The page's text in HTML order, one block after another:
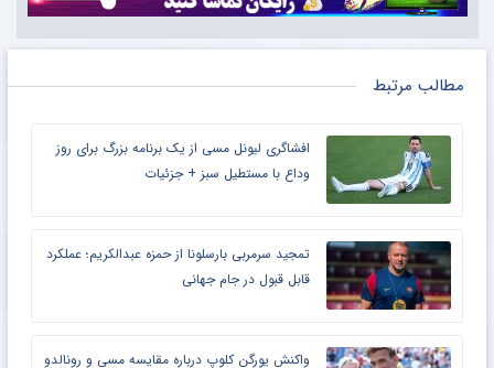
مطالب مرتبط
افشاگری لیونل مسی از یک برنامه بزرگ برای روز
وداع با مستطیل سبز + جزئیات
تمجید سرمربی بارسلونا از حمزه عبدالکریم؛ عملکرد
قابل قبول در جام جهانی
واکنش یورگن کلوپ درباره مقایسه مسی و رونالدو